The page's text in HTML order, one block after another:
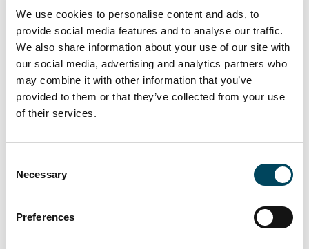
We use cookies to personalise content and ads, to
provide social media features and to analyse our traffic.
We also share information about your use of our site with
our social media, advertising and analytics partners who
may combine it with other information that you’ve
provided to them or that they’ve collected from your use
of their services.
Selection
Necessary
Preferences
leben, bei dem die Wohnkosten über 40 %
des verfügbaren Haushaltseinkommen
betragen, bei 9,4 %.
Die Wohnkostenquote in ausgewählten
Ländern:
- Die Niederlande liegen mit einem Anteil
- In Portugal (5,0%), Finnland (5,4%) und
geringsten.